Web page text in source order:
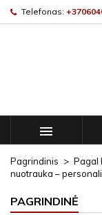
Telefonas:

Pagrindinis Pagal
nuotrauka –
PAGRINDINĖ